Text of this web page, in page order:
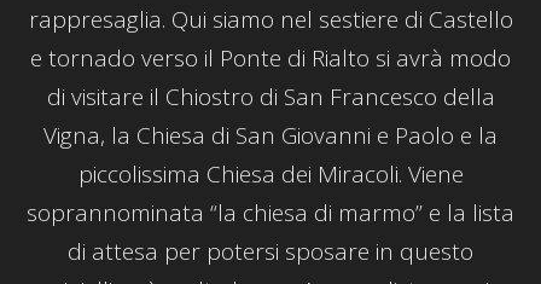
rappresaglia. Qui siamo nel sestiere di Castello
e tornado verso il Ponte di Rialto si avrà modo
di visitare il Chiostro di San Francesco della
Vigna, la Chiesa di San Giovanni e Paolo e la
piccolissima Chiesa dei Miracoli. Viene
soprannominata “la chiesa di marmo” e la lista
di attesa per potersi sposare in questo